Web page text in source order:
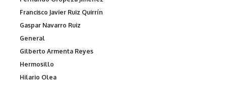
Francisco Javier Ruiz Quirrín
Gaspar Navarro Ruiz
General
Gilberto Armenta Reyes
Hermosillo
Hilario Olea